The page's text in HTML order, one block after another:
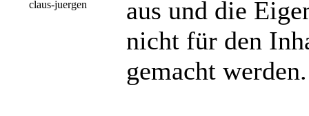
claus-juergen
aus und die
nicht für den
gemacht werden.